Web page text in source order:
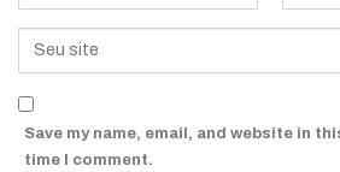
Save my name, email, and website in
time I comment.